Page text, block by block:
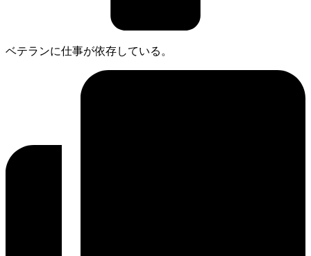
ベテランに仕事が依存している。